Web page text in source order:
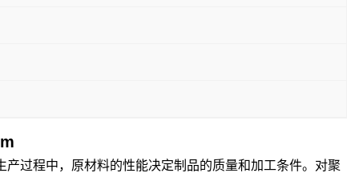
过程中，原材料的性能决定制品的质量和加工条件。对聚